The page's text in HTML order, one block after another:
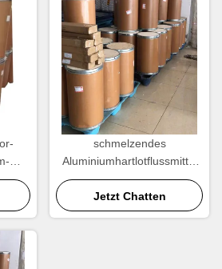
schmelzendes
Aluminiumhartlotflussmittel
25KG/Bucket 525degree für
bronzierende Maschine
Jetzt Chatten